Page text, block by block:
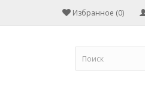
Избранное (0)